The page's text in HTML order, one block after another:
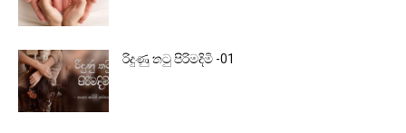
රිදුණු තටු පිරිමදිමි -01